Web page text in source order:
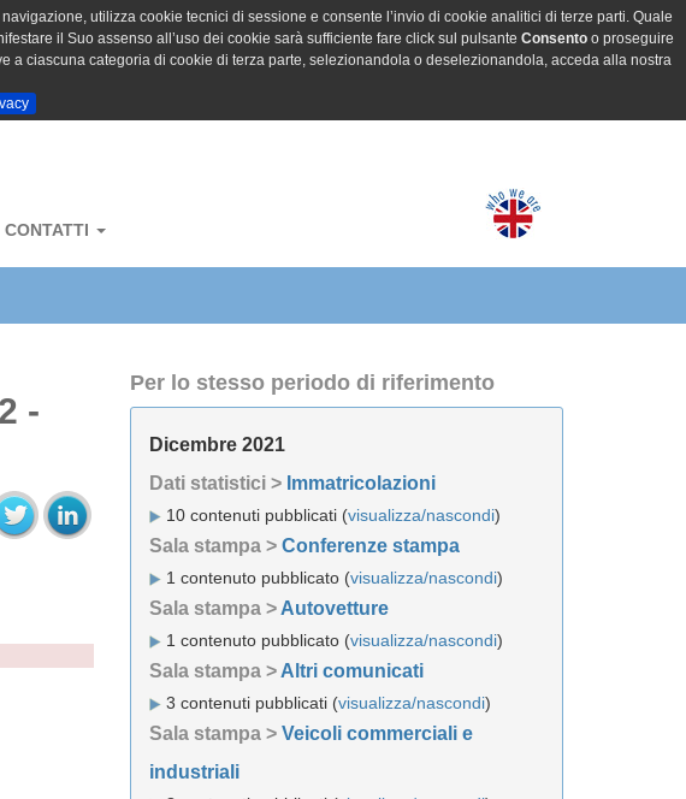
utilizza cookie tecnici di sessione e consente l’invio di cookie analitici di terze parti. Quale
il Suo assenso all’uso dei cookie sarà sufficiente fare click sul pulsante Consentoo proseguire
ciascuna categoria di cookie di terza parte, selezionandola o deselezionandola, acceda alla nostra
CONTATTI
-
Per lo stesso periodo di riferimento
Dicembre 2021
Dati statistici > Immatricolazioni
10 contenuti pubblicati (visualizza/nascondi)
Sala stampa > Conferenze stampa
1 contenuto pubblicato (visualizza/nascondi)
Sala stampa > Autovetture
1 contenuto pubblicato (visualizza/nascondi)
Sala stampa > Altri comunicati
3 contenuti pubblicati (visualizza/nascondi)
Sala stampa > Veicoli commerciali e
industriali